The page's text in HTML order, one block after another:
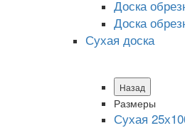
Доска
Доска
Сухая доска
Назад
Размеры
Сухая